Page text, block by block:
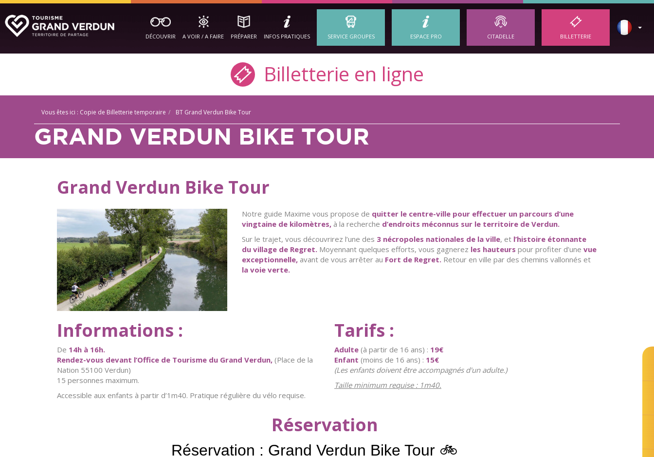
DÉCOUVRIR A VOIR / A FAIRE PRÉPARER INFOS PRATIQUES SERVICE GROUPES ESPACE PRO CITADELLE BILLETTERIE
Billetterie en ligne
Vous êtes ici : Copie de Billetterie temporaire BT Grand Verdun Bike Tour
GRAND VERDUN BIKE TOUR
Grand Verdun Bike Tour
Notre guide Maxime vous propose de quitter le centre-ville pour effectuer un parcours d’une
vingtaine de kilomètres, à la recherche d’endroits méconnus sur le territoire de Verdun.
Sur le trajet, vous découvrirez l’une des 3 nécropoles nationales de la ville, et l’histoire étonnante
du village de Regret. Moyennant quelques efforts, vous gagnerez les hauteurs pour profiter d’une vue
exceptionnelle, avant de vous arrêter au Fort de Regret. Retour en ville par des chemins vallonnés et
la voie verte.
Informations :
De 14h à 16h.
Rendez-vous devant l’Office de Tourisme du Grand Verdun, (Place de la
Nation 55100 Verdun)
15 personnes maximum.
Accessible aux enfants à partir d’1m40. Pratique régulière du vélo requise.
Tarifs :
Adulte (à partir de 16 ans) : 19€
Enfant (moins de 16 ans) : 15€
(Les enfants doivent être accompagnés d'un adulte.)
Taille minimum requise : 1m40.
Réservation